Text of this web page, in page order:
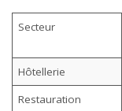
Secteur
Hôtellerie
Restauration